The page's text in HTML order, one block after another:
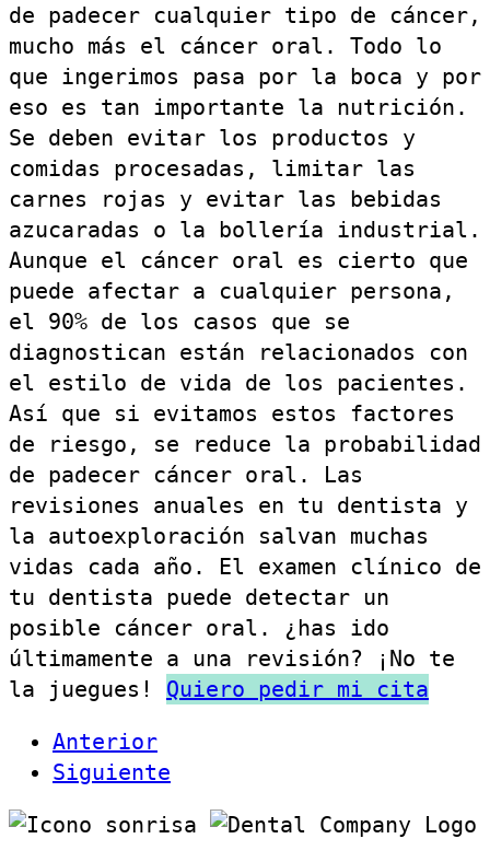
de padecer cualquier tipo de cáncer,
mucho más el cáncer oral. Todo lo
que ingerimos pasa por la boca y por
eso es tan importante la nutrición.
Se deben evitar los productos y
comidas procesadas, limitar las
carnes rojas y evitar las bebidas
azucaradas o la bollería industrial.
Aunque el cáncer oral es cierto que
puede afectar a cualquier persona,
el 90% de los casos que se
diagnostican están relacionados con
el estilo de vida de los pacientes.
Así que si evitamos estos factores
de riesgo, se reduce la probabilidad
de padecer cáncer oral. Las
revisiones anuales en tu dentista y
la autoexploración salvan muchas
vidas cada año. El examen clínico de
tu dentista puede detectar un
posible cáncer oral. ¿has ido
últimamente a una revisión? ¡No te
la juegues! Quiero pedir mi cita
Anterior
Siguiente